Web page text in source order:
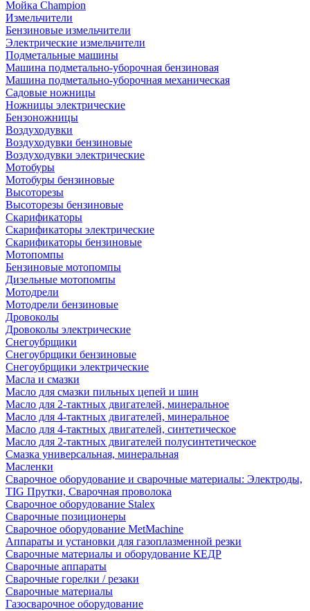
Мойка Champion
Измельчители
Бензиновые измельчители
Электрические измельчители
Подметальные машины
Машина подметально-уборочная бензиновая
Машина подметально-уборочная механическая
Садовые ножницы
Ножницы электрические
Бензоножницы
Воздуходувки
Воздуходувки бензиновые
Воздуходувки электрические
Мотобуры
Мотобуры бензиновые
Высоторезы
Высоторезы бензиновые
Скарификаторы
Скарификаторы электрические
Скарификаторы бензиновые
Мотопомпы
Бензиновые мотопомпы
Дизельные мотопомпы
Мотодрели
Мотодрели бензиновые
Дровоколы
Дровоколы электрические
Снегоубрщики
Снегоубрщики бензиновые
Снегоубрщики электрические
Масла и смазки
Масло для смазки пильных цепей и шин
Масло для 2-тактных двигателей, минеральное
Масло для 4-тактных двигателей, минеральное
Масло для 4-тактных двигателей, синтетическое
Масло для 2-тактных двигателей полусинтетическое
Смазка универсальная, минеральная
Масленки
Сварочное оборудование и сварочные материалы: Электроды,
TIG Прутки, Сварочная проволока
Сварочное оборудование Stalex
Сварочные позиционеры
Сварочное оборудование MetMachine
Аппараты и установки для газоплазменной резки
Сварочные материалы и оборудование КЕДР
Сварочные аппараты
Сварочные горелки / резаки
Сварочные материалы
Газосварочное оборудование